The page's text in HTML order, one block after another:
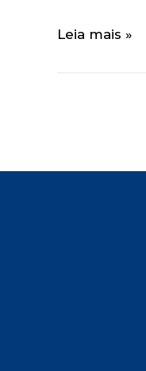
Leia mais »